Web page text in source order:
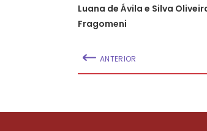
Luana de Ávila e Silva
Fragomeni
ANTERIOR